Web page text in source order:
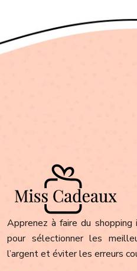
Apprenez à faire du
pour sélectionner les
l’argent et éviter les erreurs